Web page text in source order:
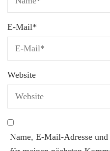
E-Mail*
Website
Name, E-Mail-Adresse